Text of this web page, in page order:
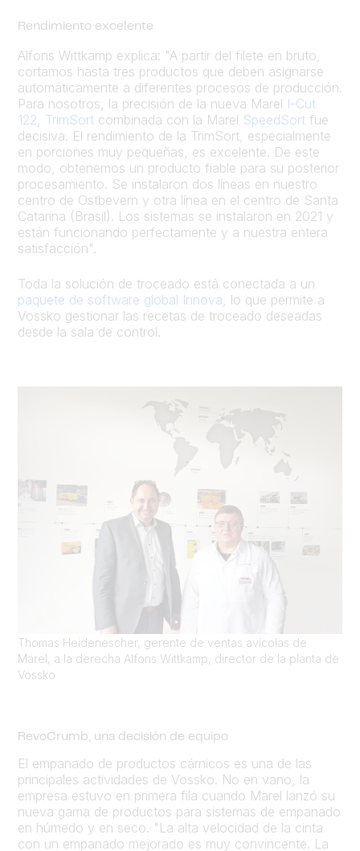
Rendimiento excelente
Alfons Wittkamp explica: "A partir del filete en bruto,
cortamos hasta tres productos que deben asignarse
automáticamente a diferentes procesos de producción.
Para nosotros, la precisión de la nueva Marel I-Cut
122, TrimSort combinada con la Marel SpeedSort fue
decisiva. El rendimiento de la TrimSort, especialmente
en porciones muy pequeñas, es excelente. De este
modo, obtenemos un producto fiable para su posterior
procesamiento. Se instalaron dos líneas en nuestro
centro de Ostbevern y otra línea en el centro de Santa
Catarina (Brasil). Los sistemas se instalaron en 2021 y
están funcionando perfectamente y a nuestra entera
satisfacción".
Toda la solución de troceado está conectada a un
paquete de software global Innova, lo que permite a
Vossko gestionar las recetas de troceado deseadas
desde la sala de control.
Thomas Heidenescher, gerente de ventas avícolas de
Marel, a la derecha Alfons Wittkamp, director de la planta de
Vossko
RevoCrumb, una decisión de equipo
El empanado de productos cárnicos es una de las
principales actividades de Vossko. No en vano, la
empresa estuvo en primera fila cuando Marel lanzó su
nueva gama de productos para sistemas de empanado
en húmedo y en seco. "La alta velocidad de la cinta
con un empanado mejorado es muy convincente. La